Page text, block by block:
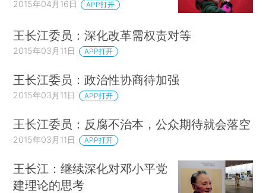
2015年04月16日 APP打开
王长江委员：深化改革需权责对等
2015年03月11日 APP打开
王长江委员：政治性协商待加强
2015年03月11日 APP打开
王长江委员：反腐不治本，公众期待就会落空
2015年03月11日 APP打开
王长江：继续深化对邓小平党
建理论的思考